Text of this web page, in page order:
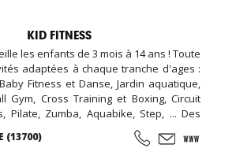
KID FITNESS
les enfants de 3 mois à 14 ans ! Toute
adaptées à chaque tranche d'ages :
Fitness et Danse, Jardin aquatique,
Gym, Cross Training et Boxing, Circuit
Pilate, Zumba, Aquabike, Step, ... Des
les vacances, des Garderies
les rythmes scolaires,... Des
(13700)